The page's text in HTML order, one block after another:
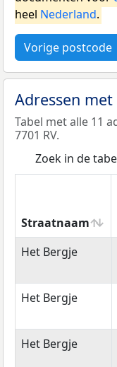
heel Nederland.
Vorige postcode
Adressen met
Tabel met alle 11
7701 RV.
Zoek in de
Straatnaam
Straatnaam
Het Bergje
Het Bergje
Het Bergje